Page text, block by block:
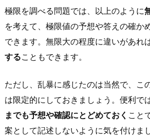
極限を調べる問題では、以上のように
を考えて、極限値の予想や答えの確か
できます。無限大の程度に違いがあれば
することもできます。
ただし、乱暴に感じたのは当然で、こ
は限定的にしておきましょう。便利で
までも予想や確認にとどめておく こと
案として記述しないように気を付けま